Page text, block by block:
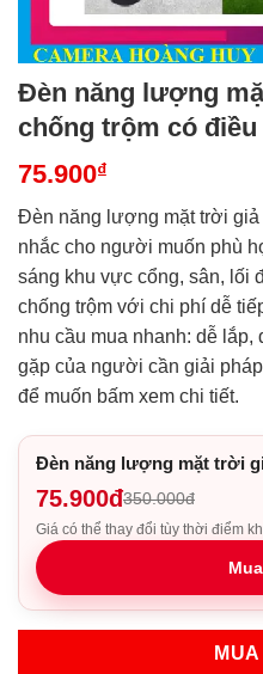
Đèn năng lượng
chống trộm có điều
75.900₫
Đèn năng lượng mặt trời
nhắc cho người muốn phù
sáng khu vực cổng, sân, lối
chống trộm với chi phí dễ
nhu cầu mua nhanh: dễ
gặp của người cần giải
để muốn bấm xem chi tiết.
Đèn năng lượng mặt trời
75.900đ350.000đ
Giá có thể thay đổi tùy thời điểm